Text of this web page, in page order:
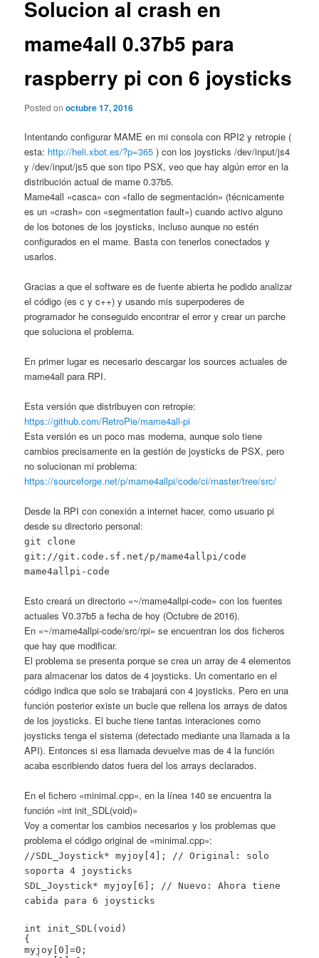
Solucion al crash en
mame4all 0.37b5 para
raspberry pi con 6 joysticks
Posted onoctubre 17, 2016
Intentando configurar MAME en mi consola con RPI2 y retropie (
esta: http://heli.xbot.es/?p=365 ) con los joysticks /dev/input/js4
y /dev/input/js5 que son tipo PSX, veo que hay algún error en la
distribución actual de mame 0.37b5.
Mame4all «casca» con «fallo de segmentación» (técnicamente
es un «crash» con «segmentation fault») cuando activo alguno
de los botones de los joysticks, incluso aunque no estén
configurados en el mame. Basta con tenerlos conectados y
usarlos.
Gracias a que el software es de fuente abierta he podido analizar
el código (es c y c++) y usando mis superpoderes de
programador he conseguido encontrar el error y crear un parche
que soluciona el problema.
En primer lugar es necesario descargar los sources actuales de
mame4all para RPI.
Esta versión que distribuyen con retropie:
https://github.com/RetroPie/mame4all-pi
Esta versión es un poco mas moderna, aunque solo tiene
cambios precisamente en la gestión de joysticks de PSX, pero
no solucionan mi problema:
https://sourceforge.net/p/mame4allpi/code/ci/master/tree/src/
Desde la RPI con conexión a internet hacer, como usuario pi
desde su directorio personal:
git clone
git://git.code.sf.net/p/mame4allpi/code
mame4allpi-code
Esto creará un directorio «~/mame4allpi-code» con los fuentes
actuales V0.37b5 a fecha de hoy (Octubre de 2016).
En «~/mame4allpi-code/src/rpi» se encuentran los dos ficheros
que hay que modificar.
El problema se presenta porque se crea un array de 4 elementos
para almacenar los datos de 4 joysticks. Un comentario en el
código indica que solo se trabajará con 4 joysticks. Pero en una
función posterior existe un bucle que rellena los arrays de datos
de los joysticks. El buche tiene tantas interaciones como
joysticks tenga el sistema (detectado mediante una llamada a la
API). Entonces si esa llamada devuelve mas de 4 la función
acaba escribiendo datos fuera del los arrays declarados.
En el fichero «minimal.cpp», en la línea 140 se encuentra la
función «int init_SDL(void)»
Voy a comentar los cambios necesarios y los problemas que
problema el código original de «minimal.cpp»:
//SDL_Joystick* myjoy[4]; // Original: solo
soporta 4 joysticks
SDL_Joystick* myjoy[6]; // Nuevo: Ahora tiene
cabida para 6 joysticks
int init_SDL(void)
{
myjoy[0]=0;